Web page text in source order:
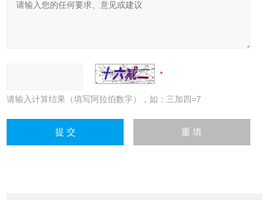
请输入计算结果（填写阿拉伯数字），如：三加四=7